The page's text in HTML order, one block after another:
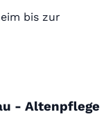
bis zur
- Altenpflege